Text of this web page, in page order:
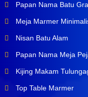
Papan Nama Batu
Meja Marmer
Nisan Batu Alam
Papan Nama Meja
Kijing Makam
Top Table Marmer